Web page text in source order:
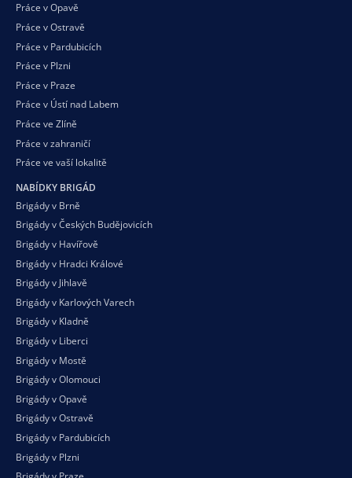
Práce v Opavě
Práce v Ostravě
Práce v Pardubicích
Práce v Plzni
Práce v Praze
Práce v Ústí nad Labem
Práce ve Zlíně
Práce v zahraničí
Práce ve vaší lokalitě
NABÍDKY BRIGÁD
Brigády v Brně
Brigády v Českých Budějovicích
Brigády v Havířově
Brigády v Hradci Králové
Brigády v Jihlavě
Brigády v Karlových Varech
Brigády v Kladně
Brigády v Liberci
Brigády v Mostě
Brigády v Olomouci
Brigády v Opavě
Brigády v Ostravě
Brigády v Pardubicích
Brigády v Plzni